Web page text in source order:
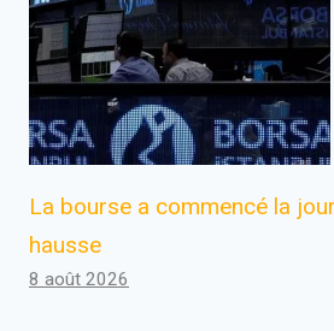
La bourse a commencé la
hausse
8 août 2026